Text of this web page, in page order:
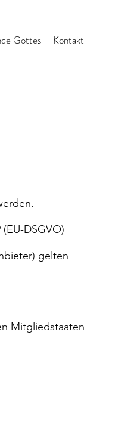
Gottes Kontakt
DSGVO)
gelten
Mitgliedstaaten